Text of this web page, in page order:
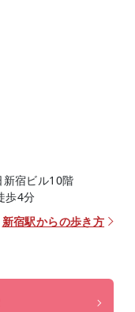
宿ビル10階
歩4分
新宿駅からの歩き方